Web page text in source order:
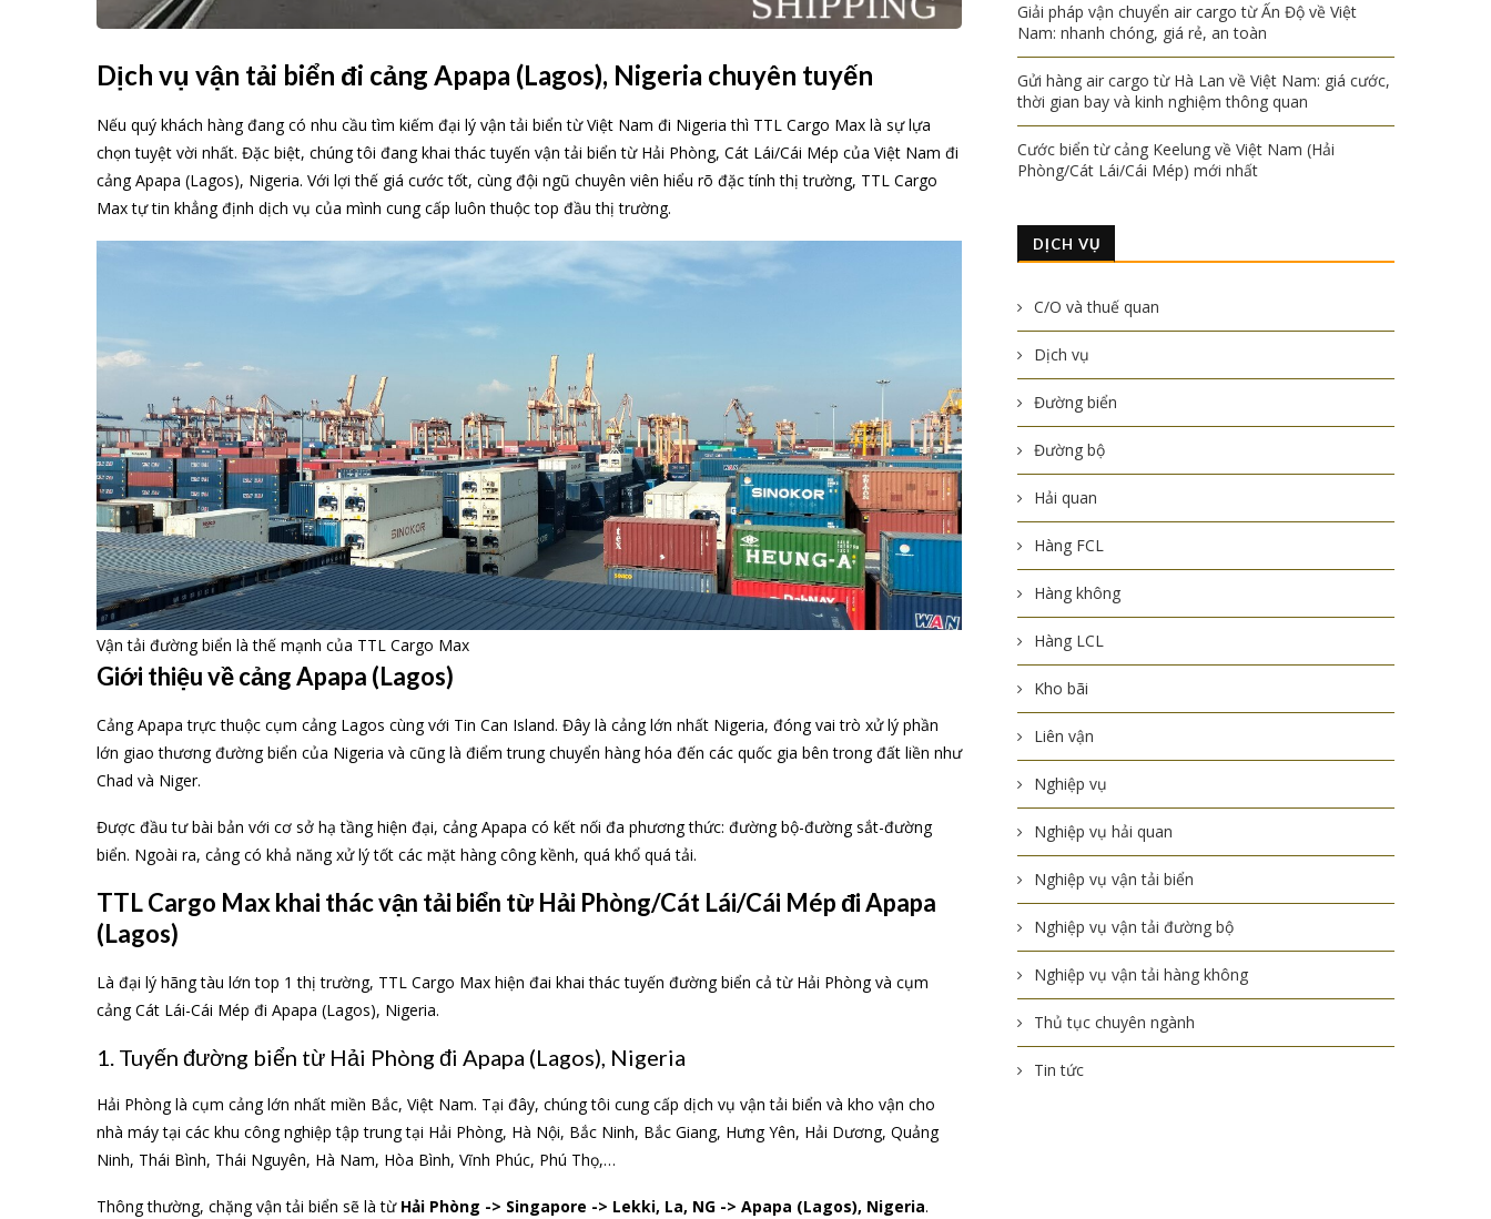
Dịch vụ vận tải biển đi cảng Apapa (Lagos), Nigeria chuyên tuyến
Nếu quý khách hàng đang có nhu cầu tìm kiếm đại lý vận tải biển từ Việt Nam đi Nigeria thì TTL Cargo Max là sự lựa
chọn tuyệt vời nhất. Đặc biệt, chúng tôi đang khai thác tuyến vận tải biển từ Hải Phòng, Cát Lái/Cái Mép của Việt Nam đi
cảng Apapa (Lagos), Nigeria. Với lợi thế giá cước tốt, cùng đội ngũ chuyên viên hiểu rõ đặc tính thị trường, TTL Cargo
Max tự tin khẳng định dịch vụ của mình cung cấp luôn thuộc top đầu thị trường.
Vận tải đường biển là thế mạnh của TTL Cargo Max
Giới thiệu về cảng Apapa (Lagos)
Cảng Apapa trực thuộc cụm cảng Lagos cùng với Tin Can Island. Đây là cảng lớn nhất Nigeria, đóng vai trò xử lý phần
lớn giao thương đường biển của Nigeria và cũng là điểm trung chuyển hàng hóa đến các quốc gia bên trong đất liền như
Chad và Niger.
Được đầu tư bài bản với cơ sở hạ tầng hiện đại, cảng Apapa có kết nối đa phương thức: đường bộ-đường sắt-đường
biển. Ngoài ra, cảng có khả năng xử lý tốt các mặt hàng công kềnh, quá khổ quá tải.
TTL Cargo Max khai thác vận tải biển từ Hải Phòng/Cát Lái/Cái Mép đi Apapa
(Lagos)
Là đại lý hãng tàu lớn top 1 thị trường, TTL Cargo Max hiện đai khai thác tuyến đường biển cả từ Hải Phòng và cụm
cảng Cát Lái-Cái Mép đi Apapa (Lagos), Nigeria.
1. Tuyến đường biển từ Hải Phòng đi Apapa (Lagos), Nigeria
Hải Phòng là cụm cảng lớn nhất miền Bắc, Việt Nam. Tại đây, chúng tôi cung cấp dịch vụ vận tải biển và kho vận cho
nhà máy tại các khu công nghiệp tập trung tại Hải Phòng, Hà Nội, Bắc Ninh, Bắc Giang, Hưng Yên, Hải Dương, Quảng
Ninh, Thái Bình, Thái Nguyên, Hà Nam, Hòa Bình, Vĩnh Phúc, Phú Thọ,…
Thông thường, chặng vận tải biển sẽ là từ Hải Phòng -> Singapore -> Lekki, La, NG -> Apapa (Lagos), Nigeria.
Giải pháp vận chuyển air cargo từ Ấn Độ về Việt
Nam: nhanh chóng, giá rẻ, an toàn
Gửi hàng air cargo từ Hà Lan về Việt Nam: giá cước,
thời gian bay và kinh nghiệm thông quan
Cước biển từ cảng Keelung về Việt Nam (Hải
Phòng/Cát Lái/Cái Mép) mới nhất
DỊCH VỤ
C/O và thuế quan
Dịch vụ
Đường biển
Đường bộ
Hải quan
Hàng FCL
Hàng không
Hàng LCL
Kho bãi
Liên vận
Nghiệp vụ
Nghiệp vụ hải quan
Nghiệp vụ vận tải biển
Nghiệp vụ vận tải đường bộ
Nghiệp vụ vận tải hàng không
Thủ tục chuyên ngành
Tin tức